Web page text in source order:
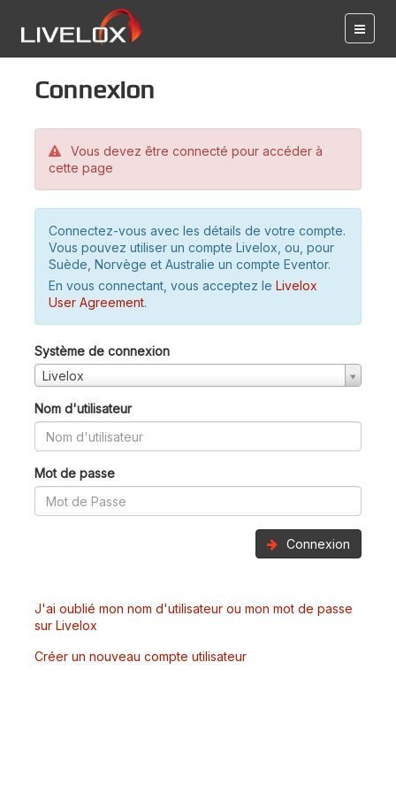
Connexion
Vous devez être connecté pour accéder à
cette page
Connectez-vous avec les détails de votre compte.
Vous pouvez utiliser un compte Livelox, ou, pour
Suède, Norvège et Australie un compte Eventor.
En vous connectant, vous acceptez le Livelox
User Agreement.
Système de connexion
Livelox
Nom d'utilisateur
Mot de passe
Connexion
J'ai oublié mon nom d'utilisateur ou mon mot de passe
sur Livelox
Créer un nouveau compte utilisateur